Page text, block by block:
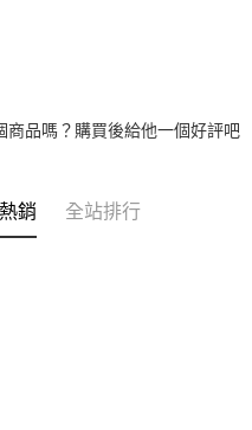
商品嗎？購買後給他一個好評吧
銷 全站排行